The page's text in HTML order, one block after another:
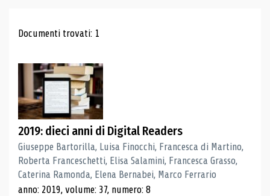
Risultati di ricerca
Documenti trovati: 1
2019: dieci anni di Digital Readers
Giuseppe Bartorilla, Luisa Finocchi, Francesca di Martino,
Roberta Franceschetti, Elisa Salamini, Francesca Grasso,
Caterina Ramonda, Elena Bernabei, Marco Ferrario
anno: 2019, volume: 37, numero: 8